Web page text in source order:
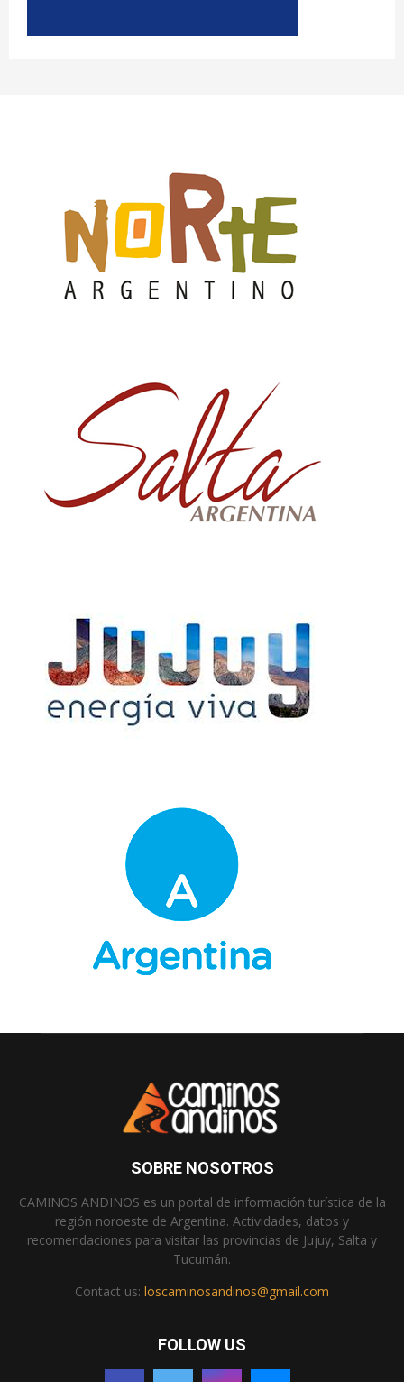
SOBRE NOSOTROS
CAMINOS ANDINOS es un portal de información turística de la
región noroeste de Argentina. Actividades, datos y
recomendaciones para visitar las provincias de Jujuy, Salta y
Tucumán.
Contact us: loscaminosandinos@gmail.com
FOLLOW US